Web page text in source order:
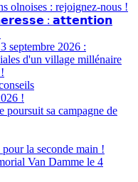
olnoises : rejoignez-nous !
: 𝗮𝘁𝘁𝗲𝗻𝘁𝗶𝗼𝗻
septembre 2026 :
d'un village millénaire
!
poursuit sa campagne de
la seconde main !
Van Damme le 4